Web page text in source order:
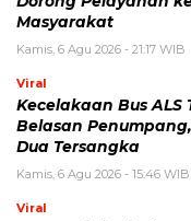
untuk komentar